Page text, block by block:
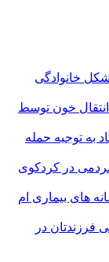
خانوادگی
خون توسط
به توجیه حمله
در کردکوی
های بیماری ام
فرزندتان در